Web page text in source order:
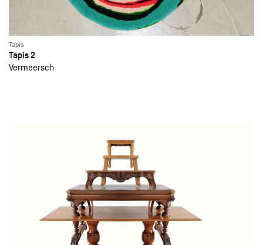
Tapis
Tapis 2
Vermeersch